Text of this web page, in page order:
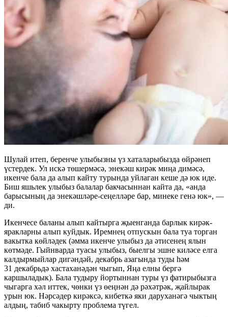
Шулай итеп, беренче улыбызны үз хаталарыбызда өйрәнеп
үстердек. Ул искә төшермәсә, энекәш кирәк миңа димәсә,
икенче бала да алып кайту турында уйлаган кеше дә юк иде.
Биш яшьлек улыбыз балалар бакчасыннан кайта да, «анда
барысының да энекәшләре-сеңелләре бар, минеке генә юк», —
ди.
Икенчесе баланы алып кайтырга җыенганда барлык кирәк-
яракларны алып куйдык. Иремнең отпускын бала туа торган
вакытка көйләдек (әмма икенче улыбыз да әтисенең ялын
көтмәде. Гыйнварда туасы улыбыз, быелгы эшне киләсе елга
калдырмыйлар дигәндәй, декабрь азагында туды һәм
31 декабрьдә хастаханәдән чыгып, Яңа елны бергә
каршыладык). Бала тудыру йортыннан туры үз фатирыбызга
чыгарга хәл иттек, чөнки үз өеңнән дә рәхәтрәк, җайлырак
урын юк. Нәрсәдер кирәксә, кибеткә яки даруханәгә чыктың
алдың, табиб чакырту проблема түгел.